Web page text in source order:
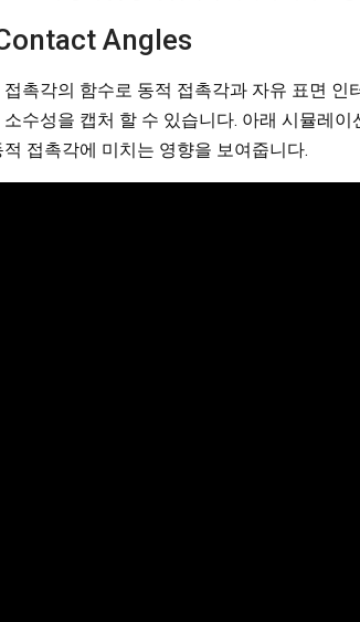
Angles
촉각의 함수로 동적 접촉각과 자유 표면 인
수성을 캡처 할 수 있습니다. 아래 시뮬레
접촉각에 미치는 영향을 보여줍니다.